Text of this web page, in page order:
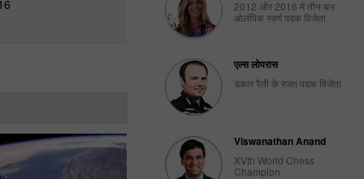
2026-08-07
09:05:14
Gold Rises Ahead of Key
2012 और 2016 में तीन बार
ओलंपिक स्वर्ण पदक विजेता
एल्स लोपरास
डकार रैली के रजत पदक विजेता
Viswanathan Anand
XVth World Chess
Champion